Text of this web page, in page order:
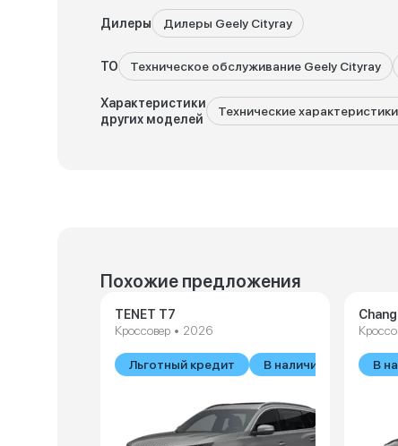
Дилеры Дилеры Geely Cityray
ТО Техническое обслуживание Geely Cityray
Характеристики
других моделей
Технические
Похожие предложения
TENET T7
Кроссовер • 2026
Льготный кредит В наличии В